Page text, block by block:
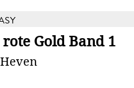
rote Gold Band 1